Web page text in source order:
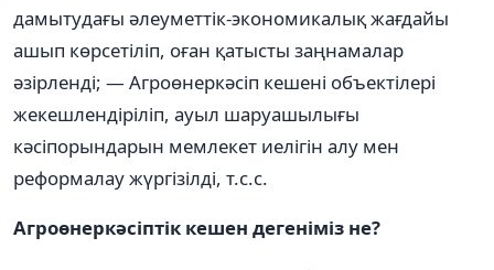
дамытудағы əлеуметтік-экономикалық жағдайы
ашып көрсетіліп, оған қатысты заңнамалар
əзірленді; — Агроөнеркəсіп кешені объектілері
жекешлендіріліп, ауыл шаруашылығы
кəсіпорындарын мемлекет иелігін алу мен
реформалау жүргізілді, т.с.с.
Агроөнеркəсіптік кешен дегеніміз не?